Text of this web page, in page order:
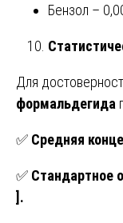
Бензол –
Для
формальдегида
✅ Средняя
✅ Стандартное
].